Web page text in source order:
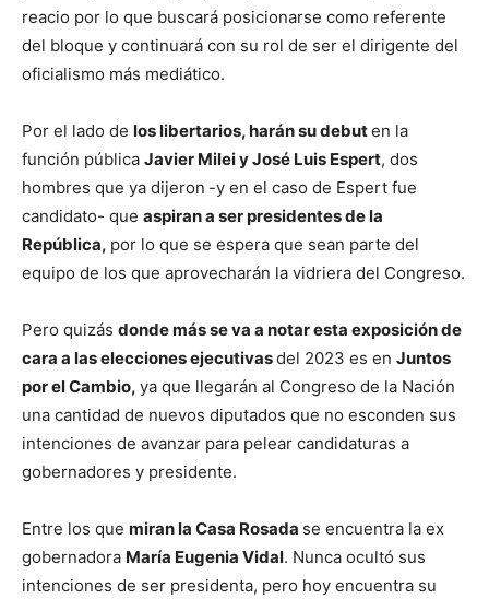
reacio por lo que buscará posicionarse como referente
del bloque y continuará con su rol de ser el dirigente del
oficialismo más mediático.
Por el lado de los libertarios, harán su debuten la
función pública Javier Milei y José Luis Espert, dos
hombres que ya dijeron -y en el caso de Espert fue
candidato- que aspiran a ser presidentes de la
República, por lo que se espera que sean parte del
equipo de los que aprovecharán la vidriera del Congreso.
Pero quizás donde más se va a notar esta exposición de
cara a las elecciones ejecutivasdel 2023 es en Juntos
por el Cambio, ya que llegarán al Congreso de la Nación
una cantidad de nuevos diputados que no esconden sus
intenciones de avanzar para pelear candidaturas a
gobernadores y presidente.
Entre los que miran la Casa Rosada se encuentra la ex
gobernadora María Eugenia Vidal. Nunca ocultó sus
intenciones de ser presidenta, pero hoy encuentra su